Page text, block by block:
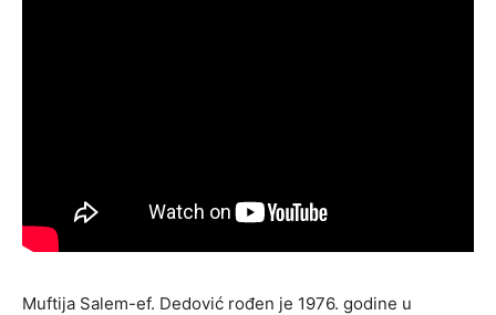
Muftija Salem-ef. Dedović rođen je 1976. godine u